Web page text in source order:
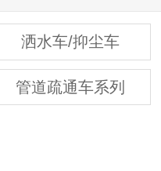
洒水车/抑尘车
管道疏通车系列